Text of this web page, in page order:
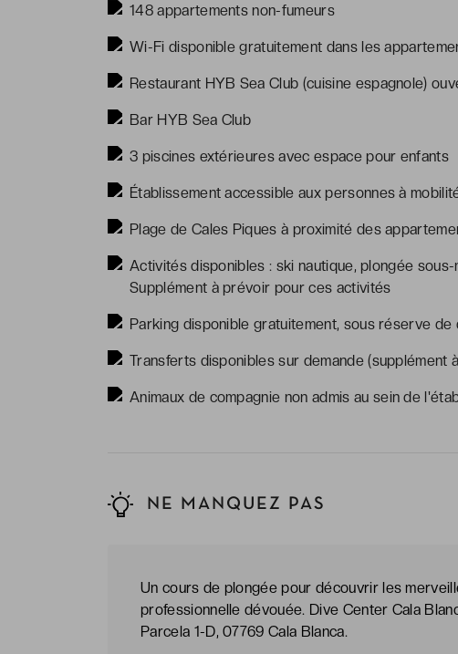
148 appartements non-fumeurs
Wi-Fi disponible gratuitement dans les
Restaurant HYB Sea Club (cuisine espagnole)
Bar HYB Sea Club
3 piscines extérieures avec espace pour enfants
Établissement accessible aux personnes à
Plage de Cales Piques à proximité des
Activités disponibles : ski nautique, plongée
Supplément à prévoir pour ces activités
Parking disponible gratuitement, sous réserve de
Transferts disponibles sur demande (supplément
Animaux de compagnie non admis au sein de
NE MANQUEZ PAS
Un cours de plongée pour découvrir les
professionnelle dévouée. Dive Center Cala
Parcela 1-D, 07769 Cala Blanca.